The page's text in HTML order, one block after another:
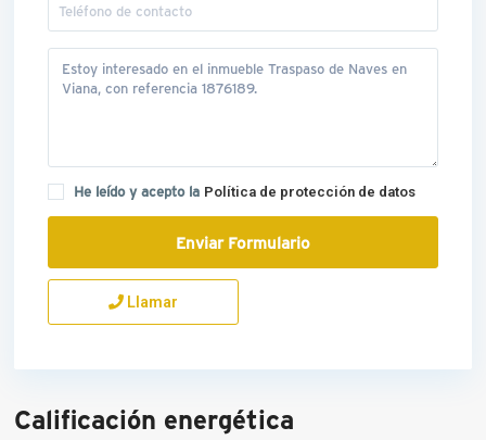
He leído y acepto la Política de protección de datos
Llamar
Calificación energética